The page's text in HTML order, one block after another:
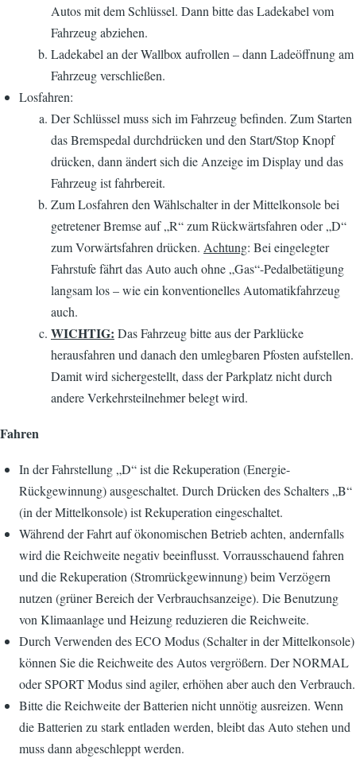
Autos mit dem Schlüssel. Dann bitte das Ladekabel vom
Fahrzeug abziehen.
Ladekabel an der Wallbox aufrollen – dann Ladeöffnung am
Fahrzeug verschließen.
Losfahren:
Der Schlüssel muss sich im Fahrzeug befinden. Zum Starten
das Bremspedal durchdrücken und den Start/Stop Knopf
drücken, dann ändert sich die Anzeige im Display und das
Fahrzeug ist fahrbereit.
Zum Losfahren den Wählschalter in der Mittelkonsole bei
getretener Bremse auf „R“ zum Rückwärts­fahren oder „D“
zum Vorwärtsfahren drücken. Achtung: Bei eingelegter
Fahrstufe fährt das Auto auch ohne „Gas“-Pedalbetätigung
langsam los – wie ein konventionelles Automatikfahrzeug
auch.
WICHTIG: Das Fahrzeug bitte aus der Parklücke
herausfahren und danach den umlegbaren Pfosten aufstellen.
Damit wird sichergestellt, dass der Parkplatz nicht durch
andere Verkehrsteilnehmer belegt wird.
Fahren
In der Fahrstellung „D“ ist die Rekuperation (Energie-
Rückgewinnung) ausgeschaltet. Durch Drücken des Schalters „B“
(in der Mittelkonsole) ist Rekuperation eingeschaltet.
Während der Fahrt auf ökonomischen Betrieb achten, andernfalls
wird die Reichweite negativ beeinflusst. Vorrausschauend fahren
und die Rekuperation (Stromrückgewinnung) beim Verzögern
nutzen (grüner Bereich der Verbrauchsanzeige). Die Benutzung
von Klimaanlage und Heizung reduzieren die Reichweite.
Durch Verwenden des ECO Modus (Schalter in der Mittelkonsole)
können Sie die Reichweite des Autos vergrößern. Der NORMAL
oder SPORT Modus sind agiler, erhöhen aber auch den Verbrauch.
Bitte die Reichweite der Batterien nicht unnötig ausreizen. Wenn
die Batterien zu stark entladen werden, bleibt das Auto stehen und
muss dann abgeschleppt werden.